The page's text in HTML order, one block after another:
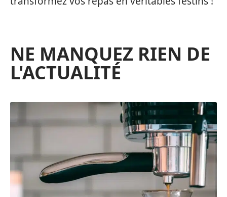
NE MANQUEZ RIEN DE
L'ACTUALITÉ